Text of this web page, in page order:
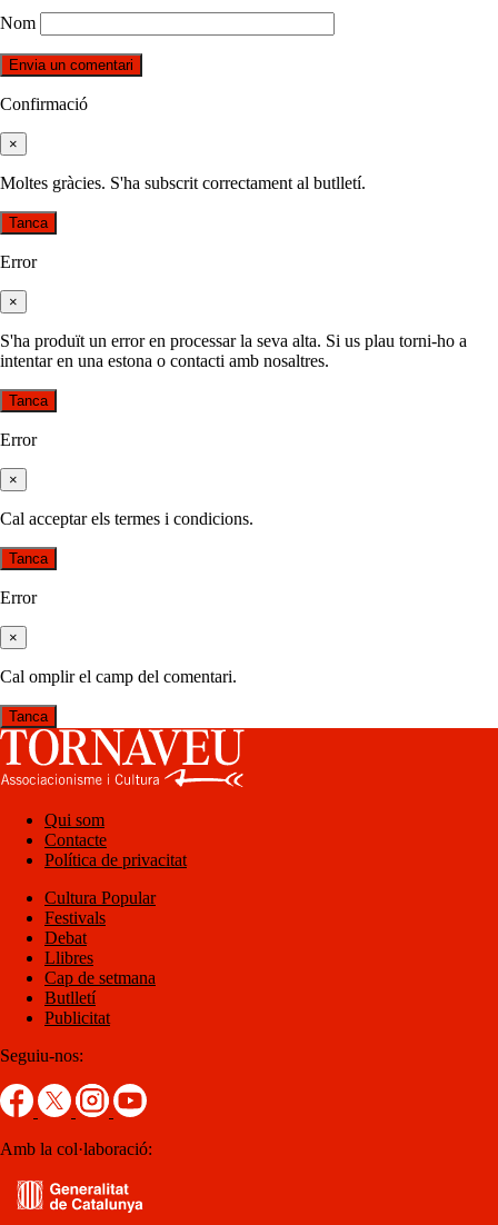
Nom
Confirmació
×
Moltes gràcies. S'ha subscrit correctament al butlletí.
Tanca
Error
×
S'ha produït un error en processar la seva alta. Si us plau torni-ho a
intentar en una estona o contacti amb nosaltres.
Tanca
Error
×
Cal acceptar els termes i condicions.
Tanca
Error
×
Cal omplir el camp del comentari.
Tanca
Qui som
Contacte
Política de privacitat
Cultura Popular
Festivals
Debat
Llibres
Cap de setmana
Butlletí
Publicitat
Seguiu-nos:
Amb la col·laboració: